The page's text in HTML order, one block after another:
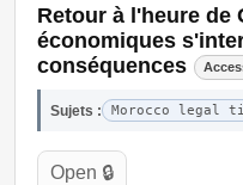
Retour à l'heure de
économiques
conséquences
Sujets : Morocco legal
Open 🔒